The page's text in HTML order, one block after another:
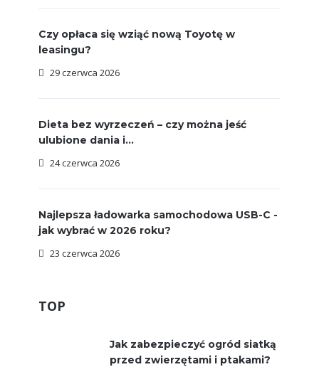
Czy opłaca się wziąć nową Toyotę w
leasingu?
29 czerwca 2026
Dieta bez wyrzeczeń – czy można jeść
ulubione dania i...
24 czerwca 2026
Najlepsza ładowarka samochodowa USB-C -
jak wybrać w 2026 roku?
23 czerwca 2026
TOP
Jak zabezpieczyć ogród siatką
przed zwierzętami i ptakami?